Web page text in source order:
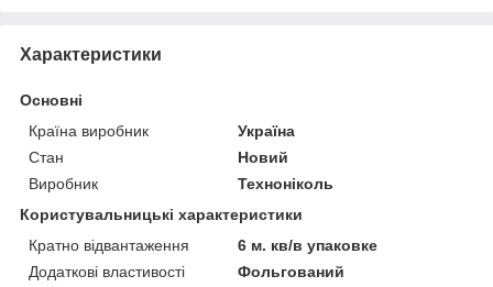
Характеристики
Основні
Країна виробник
Україна
Стан
Новий
Виробник
Техноніколь
Користувальницькі характеристики
Кратно відвантаження
6 м. кв/в упаковке
Додаткові властивості
Фольгований